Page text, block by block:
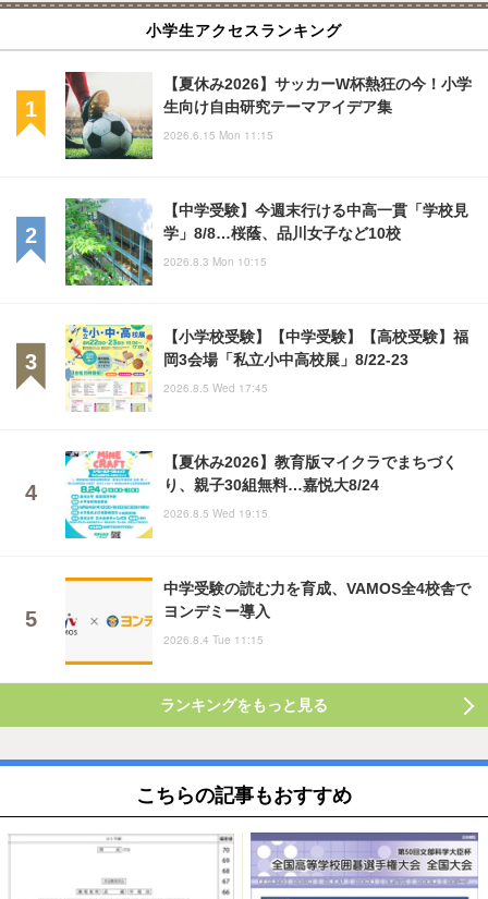
小学生アクセスランキング
【夏休み2026】サッカーW杯熱狂の今！小学
生向け自由研究テーマアイデア集
2026.6.15 Mon 11:15
【中学受験】今週末行ける中高一貫「学校見
学」8/8…桜蔭、品川女子など10校
2026.8.3 Mon 10:15
【小学校受験】【中学受験】【高校受験】福
岡3会場「私立小中高校展」8/22-23
2026.8.5 Wed 17:45
【夏休み2026】教育版マイクラでまちづく
り、親子30組無料…嘉悦大8/24
2026.8.5 Wed 19:15
中学受験の読む力を育成、VAMOS全4校舎で
ヨンデミー導入
2026.8.4 Tue 11:15
ランキングをもっと見る
こちらの記事もおすすめ